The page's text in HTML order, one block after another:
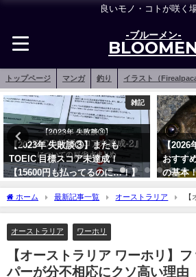
良いモノ・コトが咲く
-ブルーメン-
トップページ マンガ 釣り イラスト（Firealpaca
雑記
【2023年 失敗談③】またも
TOEIC 目標スコア未達成！
【15600円も払ってるのに…！】
【2026
おすす
の基本
ホーム 最新記事一覧 オーストラリア
ーム関係のバッパーが分不相応にクソ高い理由
オーストラリア ワーホリ
【オーストラリア ワーホリ】
パーが分不相応にクソ高い理由